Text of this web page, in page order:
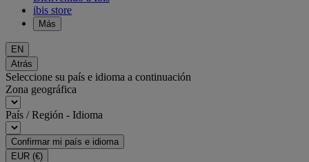
ibis store
Más
EN
Atrás
Seleccione su país e idioma a continuación
Zona geográfica
País / Región - Idioma
Confirmar mi país e idioma
EUR (€)